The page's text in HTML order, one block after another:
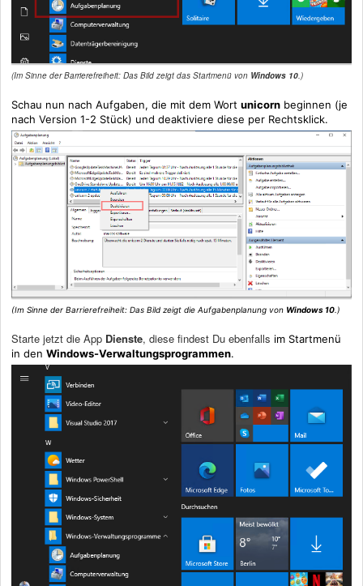
(Im Sinne der Barrierefreiheit: Das Bild zeigt das Startmenü von Windows 10.)
Schau nun nach Aufgaben, die mit dem Wort unicorn beginnen (je
nach Version 1-2 Stück) und deaktiviere diese per Rechtsklick.
(Im Sinne der Barrierefreiheit: Das Bild zeigt die Aufgabenplanung von Windows 10 .)
Starte jetzt die App Dienste, diese findest Du ebenfalls im Startmenü
in den Windows-Verwaltungsprogrammen.